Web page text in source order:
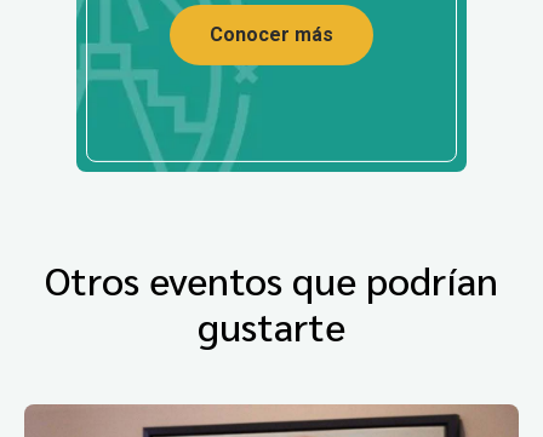
Conocer más
Otros eventos que podrían
gustarte